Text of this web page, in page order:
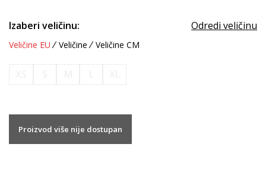
Izaberi veličinu: Odredi veličinu
Veličine EU Veličine Veličine CM
Proizvod više nije dostupan